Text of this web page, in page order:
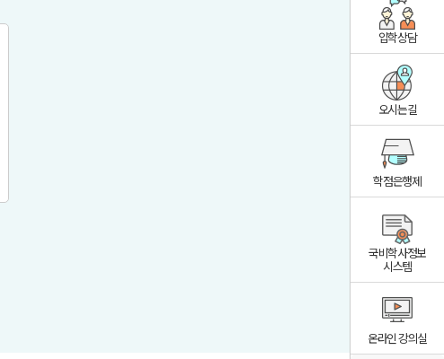
입학상담
오시는길
학점은행제
국비학사정보
시스템
온라인 강의실